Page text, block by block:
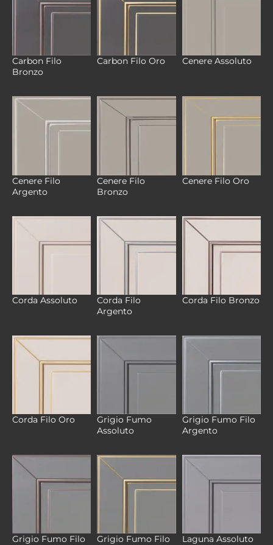
Carbon Filo
Bronzo
Carbon Filo Oro Cenere Assoluto
Cenere Filo
Argento
Cenere Filo
Bronzo
Cenere Filo Oro
Corda Assoluto
Corda Filo
Argento
Corda Filo Bronzo
Corda Filo Oro
Grigio Fumo
Assoluto
Grigio Fumo Filo
Argento
Grigio Fumo Filo
Grigio Fumo Filo
Laguna Assoluto